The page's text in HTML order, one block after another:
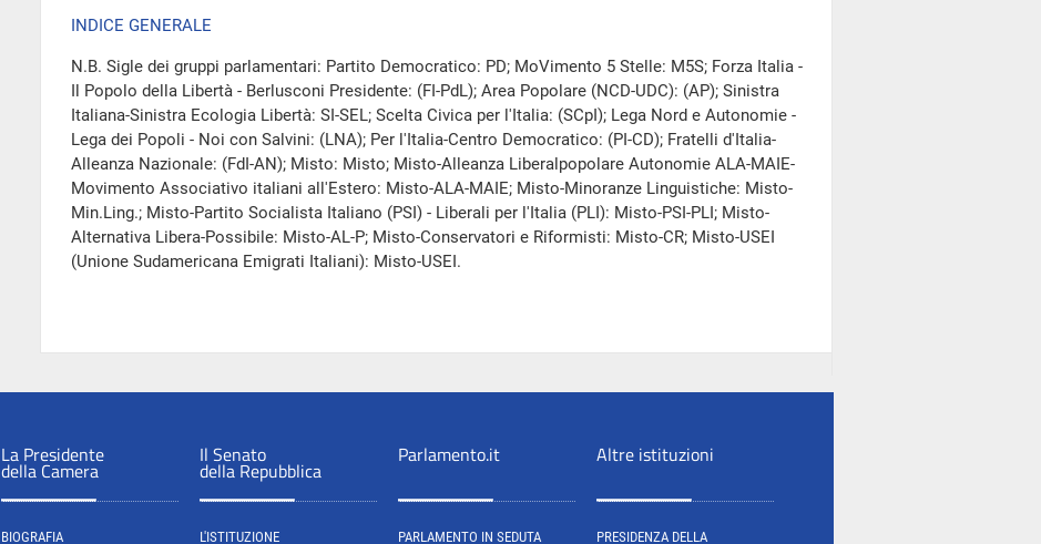
INDICE GENERALE
N.B. Sigle dei gruppi parlamentari: Partito Democratico: PD; MoVimento 5 Stelle: M5S; Forza Italia -
Il Popolo della Libertà - Berlusconi Presidente: (FI-PdL); Area Popolare (NCD-UDC): (AP); Sinistra
Italiana-Sinistra Ecologia Libertà: SI-SEL; Scelta Civica per l'Italia: (SCpI); Lega Nord e Autonomie -
Lega dei Popoli - Noi con Salvini: (LNA); Per l'Italia-Centro Democratico: (PI-CD); Fratelli d'Italia-
Alleanza Nazionale: (FdI-AN); Misto: Misto; Misto-Alleanza Liberalpopolare Autonomie ALA-MAIE-
Movimento Associativo italiani all'Estero: Misto-ALA-MAIE; Misto-Minoranze Linguistiche: Misto-
Min.Ling.; Misto-Partito Socialista Italiano (PSI) - Liberali per l'Italia (PLI): Misto-PSI-PLI; Misto-
Alternativa Libera-Possibile: Misto-AL-P; Misto-Conservatori e Riformisti: Misto-CR; Misto-USEI
(Unione Sudamericana Emigrati Italiani): Misto-USEI.
La Presidente
della Camera
BIOGRAFIA
Il Senato
della Repubblica
L'ISTITUZIONE
Parlamento.it
PARLAMENTO IN SEDUTA
Altre istituzioni
PRESIDENZA DELLA